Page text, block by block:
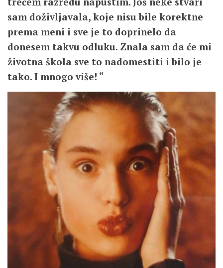
sam doživljavala, koje nisu bile korektne
prema meni i sve je to doprinelo da
donesem takvu odluku. Znala sam da će mi
životna škola sve to nadomestiti i bilo je
tako. I mnogo više! “